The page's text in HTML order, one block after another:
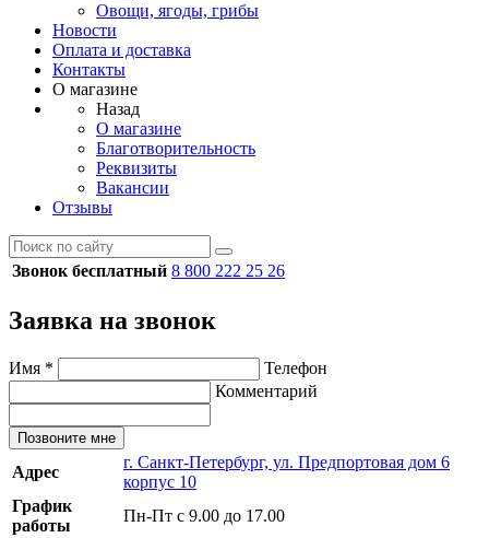
Овощи, ягоды, грибы
Новости
Оплата и доставка
Контакты
О магазине
Назад
О магазине
Благотворительность
Реквизиты
Вакансии
Отзывы
Звонок бесплатный 8 800 222 25 26
Заявка на звонок
Имя *
Телефон
Комментарий
Позвоните мне
Адрес
г. Санкт-Петербург, ул. Предпортовая дом 6
корпус 10
График
работы
Пн-Пт с 9.00 до 17.00